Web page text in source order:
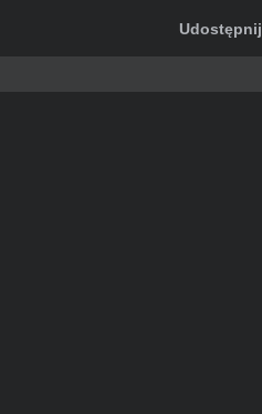
Udostępnij